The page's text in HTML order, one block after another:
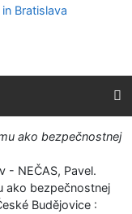
ako bezpečnostnej
- NEČAS, Pavel.
ako bezpečnostnej
Budějovice :